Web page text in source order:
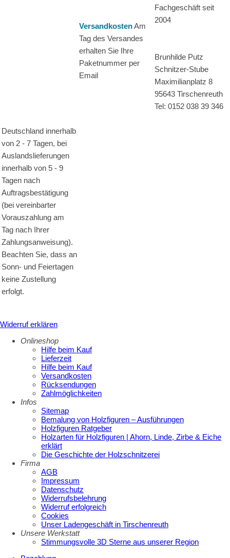
VersandkostenAm
Tag des Versandes
erhalten Sie Ihre
Paketnummer per
Email
Fachgeschäft seit
2004
Brunhilde Putz
Schnitzer-Stube
Maximilianplatz 8
95643 Tirschenreuth
Tel: 0152 038 39 346
Deutschland innerhalb
von 2 - 7 Tagen, bei
Auslandslieferungen
innerhalb von 5 - 9
Tagen nach
Auftragsbestätigung
(bei vereinbarter
Vorauszahlung am
Tag nach Ihrer
Zahlungsanweisung).
Beachten Sie, dass an
Sonn- und Feiertagen
keine Zustellung
erfolgt.
Widerruf erklären
Onlineshop
Hilfe beim Kauf
Lieferzeit
Hilfe beim Kauf
Versandkosten
Rücksendungen
Zahlmöglichkeiten
Infos
Sitemap
Bemalung von Holzfiguren – Ausführungen
Holzfiguren Ratgeber
Holzarten für Holzfiguren | Ahorn, Linde, Zirbe & Eiche
erklärt
Die Geschichte der Holzschnitzerei
Firma
AGB
Impressum
Datenschutz
Widerrufsbelehrung
Widerruf erfolgreich
Cookies
Unser Ladengeschäft in Tirschenreuth
Unsere Werkstatt
Stimmungsvolle 3D Sterne aus unserer Region